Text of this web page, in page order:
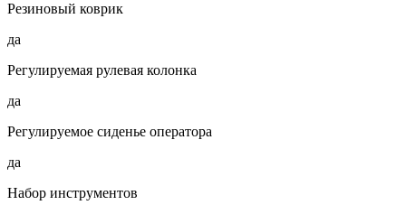
Резиновый коврик
да
Регулируемая рулевая колонка
да
Регулируемое сиденье оператора
да
Набор инструментов